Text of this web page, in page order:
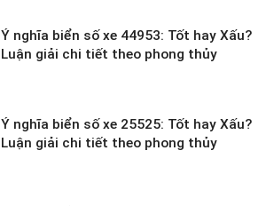
Ý nghĩa biển số xe 44953: Tốt hay Xấu?
Luận giải chi tiết theo phong thủy
Ý nghĩa biển số xe 25525: Tốt hay Xấu?
Luận giải chi tiết theo phong thủy